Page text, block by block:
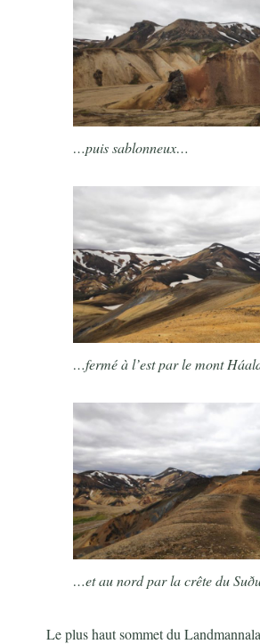
…puis sablonneux…
…fermé à l’est par le mont
…et au nord par la crête du
Le plus haut sommet du